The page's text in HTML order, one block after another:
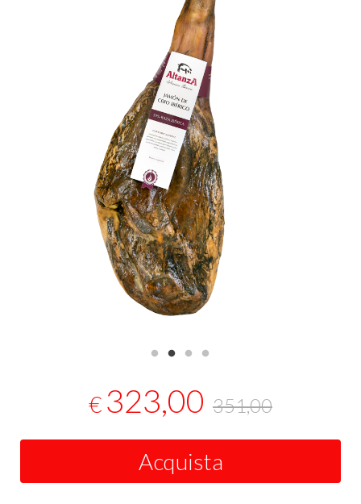
€ 323,00 351,00
Acquista